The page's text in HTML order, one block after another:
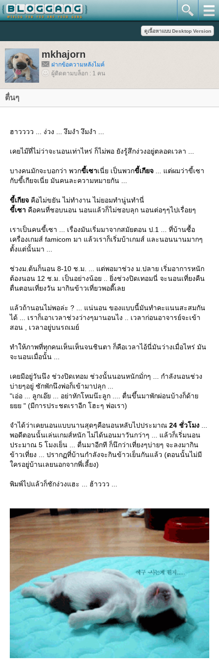
mkhajorn
ฝากข้อความหลังไมค์
ผู้ติดตามบล็อก : 1 คน
ตื่นๆ
ฮาวววว ... ง่วง ... งึมงำ งึมงำ ...
เคยไม๊ที่ไม่ว่าจะนอนเท่าไหร่ ก็ไม่พอ ยังรู้สึกง่วงอยู่ตลอดเวลา ...
บางคนมักจะบอกว่า พวกขี้เซาเนี่ย เป็นพวกขี้เกียจ ... แต่ผมว่าขี้เซา
กับขี้เกียจเนี่ย มันคนละความหมายกัน ...
ขี้เกียจ คือไม่ขยัน ไม่ทำงาน ไม่ยอมทำนู่นทำนี่
ขี้เซา คือคนที่ชอบนอน นอนแล้วก็ไม่ชอบลุก นอนต่อๆๆไปเรื่อยๆ
เราเป็นคนขี้เซา ... เรื่องมันเริ่มมาจากสมัยตอน ป.1 ... ที่บ้านซื้อ
เครื่องเกมส์ famicom มา แล้วเราก็เริ่มบ้าเกมส์ และนอนนานมากๆ
ตั้งแต่นั้นมา ...
ช่วงม.ต้นก็นอน 8-10 ช.ม. ... แต่พอมาช่วง ม.ปลาย เริ่มอาการหนัก
ต้องนอน 12 ช.ม. เป็นอย่างน้อย .. ยิ่งช่วงปิดเทอมนี่ จะนอนเที่ยงคืน
ตื่นตอนเที่ยงวัน มากินข้าวเที่ยวพอดี๊เล
ล้วถ้านอนไม่พอล่ะ ? ... แน่นอน ของแบบนี้มันทำคะแนนสะสมกัน
ได้ ... เราก็เอาเวลาช่วงว่างๆมานอนไง .. เวลาก่อนอาจารย์จะเข้า
สอน , เวลาอยู่บนรถเมย์
ทำให้ภาพที่ทุกคนเห็นเห็นจนชินตา ก็คือเวลาไอ้นี่มันว่างเมื่อไหร่ มัน
จะนอนเมื่อนั้น ...
เคยมีอยู่วันนึง ช่วงปิดเทอม ช่วงนั้นนอนหนักมั่กๆ ... กำลังนอนช่วง
บ่ายๆอยู่ ซักพักนึงพ่อก็เข้ามาปลุก ...
"เอ่อ ... ลูกเอ๊ย ... อย่าหักโหมน๊ะลูก .... ตื่นขึ้นมาพักผ่อนบ้างก็ด้า
" (มีการประชดเราอีก โฮะๆ พ่อเรา)
จำได้ว่าเคยนอนแบบนานสุดๆคือนอนหลับไปประมาณ 24 ชั่วโมง
พอดีตอนนั้นเล่นเกมส์หนัก ไม่ได้นอนมาวันกว่าๆ ... แล้วก็เริ่มนอน
ประมาณ 5 โมงเย็น ... ตื่นมาอีกที ก็นึกว่าเที่ยงๆบ่ายๆ จะลงมากิน
ข้าวเที่ยง ... ปรากฏที่บ้านกำลังจะกินข้าวเย็นกันแล้ว (ตอนนั้นไม่มี
ครอยู่บ้านเลยนอกจากพี่เลี้ยง)
พิมพ์ไปแล้วก็ชักง่วงแฮะ ... ฮ้าววว ...